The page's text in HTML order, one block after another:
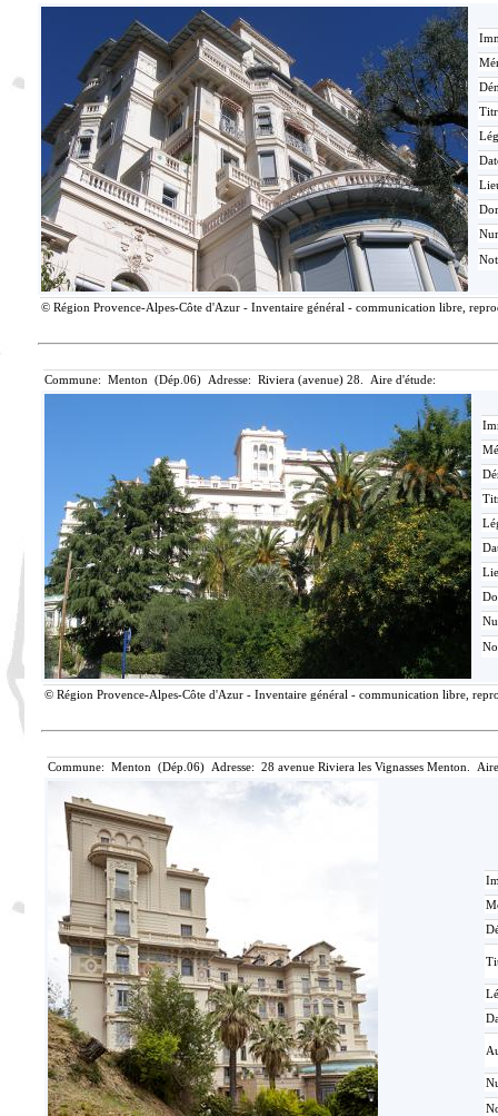
© Région Provence-Alpes-Côte d'Azur - Inventaire général - communication libre,
Commune: Menton (Dép.06) Adresse: Riviera (avenue) 28. Aire d'étude:
© Région Provence-Alpes-Côte d'Azur - Inventaire général - communication libre,
Commune: Menton (Dép.06) Adresse: 28 avenue Riviera les Vignasses Menton.